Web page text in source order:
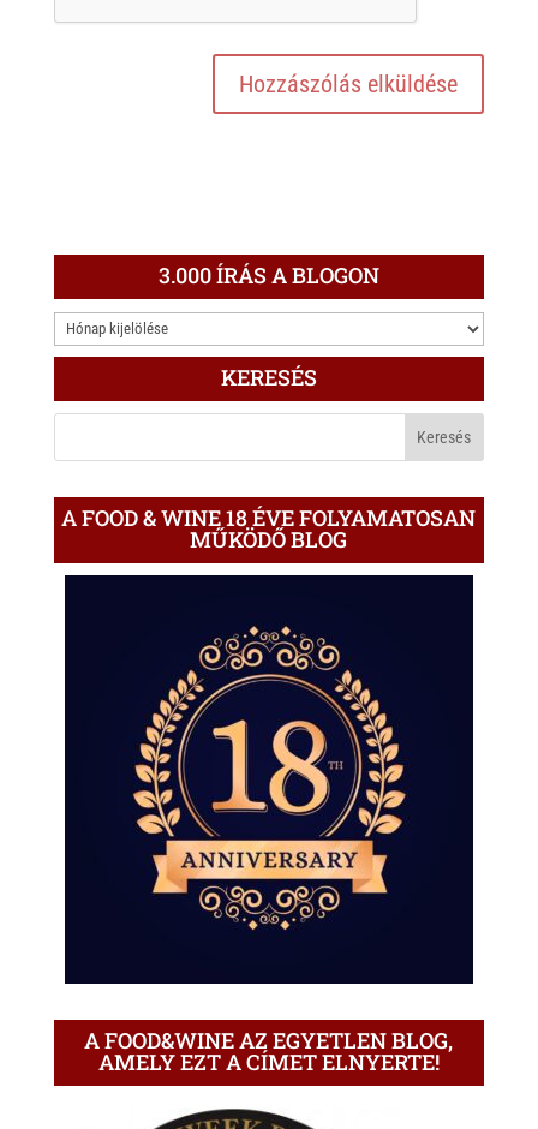
3.000 ÍRÁS A BLOGON
3.000
ÍRÁS
KERESÉS
A FOOD & WINE 18 ÉVE FOLYAMATOSAN
MŰKÖDŐ BLOG
A FOOD&WINE AZ EGYETLEN BLOG,
AMELY EZT A CÍMET ELNYERTE!